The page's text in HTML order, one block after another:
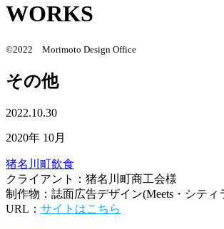
WORKS
©2022 Morimoto Design Office
その他
2022.10.30
2020年 10月
猪名川町飲食
クライアント：猪名川町商工会様
制作物：誌面広告デザイン(Meets・シティ
URL： サイトはこちら